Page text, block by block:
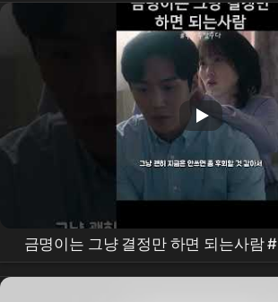
금명이는 그냥 결정만 하면 되는사람 #